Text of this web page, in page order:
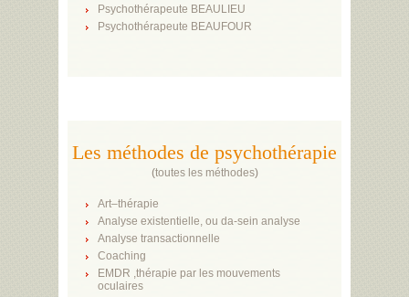
Psychothérapeute BEAULIEU
Psychothérapeute BEAUFOUR
Les méthodes de psychothérapie
(toutes les méthodes)
Art–thérapie
Analyse existentielle, ou da-sein analyse
Analyse transactionnelle
Coaching
EMDR ,thérapie par les mouvements
oculaires